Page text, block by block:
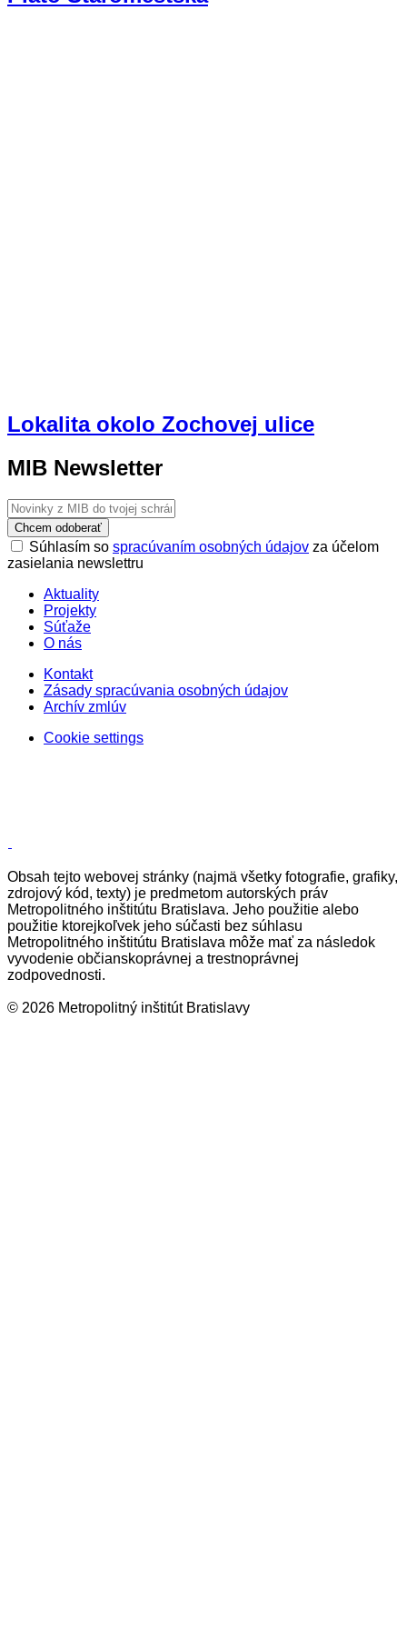
Lokalita okolo Zochovej ulice
MIB Newsletter
Chcem odoberať
Súhlasím so spracúvaním osobných údajov za účelom
zasielania newslettru
Aktuality
Projekty
Súťaže
O nás
Kontakt
Zásady spracúvania osobných údajov
Archív zmlúv
Cookie settings
Obsah tejto webovej stránky (najmä všetky fotografie, grafiky,
zdrojový kód, texty) je predmetom autorských práv
Metropolitného inštitútu Bratislava. Jeho použitie alebo
použitie ktorejkoľvek jeho súčasti bez súhlasu
Metropolitného inštitútu Bratislava môže mať za následok
vyvodenie občianskoprávnej a trestnoprávnej
zodpovednosti.
© 2026 Metropolitný inštitút Bratislavy